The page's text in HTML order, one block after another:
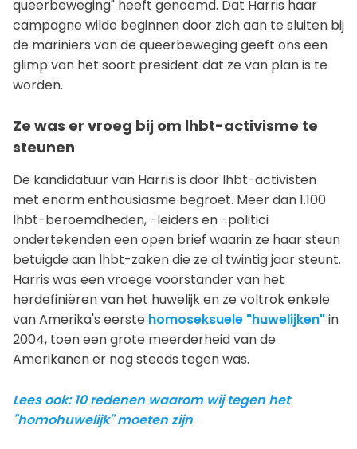
queerbeweging" heeft genoemd. Dat Harris haar
campagne wilde beginnen door zich aan te sluiten bij
de mariniers van de queerbeweging geeft ons een
glimp van het soort president dat ze van plan is te
worden.
Ze was er vroeg bij om lhbt-activisme te
steunen
De kandidatuur van Harris is door lhbt-activisten
met enorm enthousiasme begroet. Meer dan 1.100
lhbt-beroemdheden, -leiders en -politici
ondertekenden een open brief waarin ze haar steun
betuigde aan lhbt-zaken die ze al twintig jaar steunt.
Harris was een vroege voorstander van het
herdefiniëren van het huwelijk en ze voltrok enkele
van Amerika's eerste homoseksuele "huwelijken"in
2004, toen een grote meerderheid van de
Amerikanen er nog steeds tegen was.
Lees ook: 10 redenen waarom wij tegen het
"homohuwelijk" moeten zijn